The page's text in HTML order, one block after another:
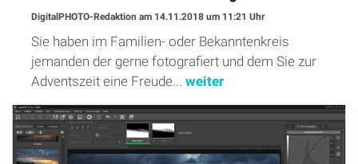
DigitalPHOTO-Redaktion am 14.11.2018 um 11:21 Uhr
Sie haben im Familien- oder Bekanntenkreis
jemanden der gerne fotografiert und dem Sie zur
Adventszeit eine Freude... weiter